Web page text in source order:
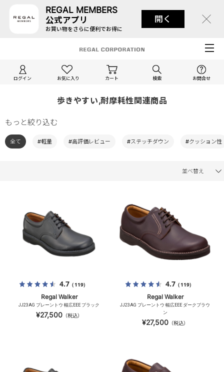
REGAL MEMBERS
公式アプリ
お買い物をさらに便利でお得に
開く
ログイン お気に入り カート 検索 お問合せ
歩きやすい,耐摩耗性関連商品
もっと絞り込む
全て #軽量 #高評価レビュー #ステッチダウン #クッション性
並べ替え
4.7（119）
Regal Walker
JJ23AG プレーントウ 幅広EEE ブラック
¥27,500（税込）
4.7（119）
Regal Walker
JJ23AG プレーントウ 幅広EEE ダークブラウ
ン
¥27,500（税込）